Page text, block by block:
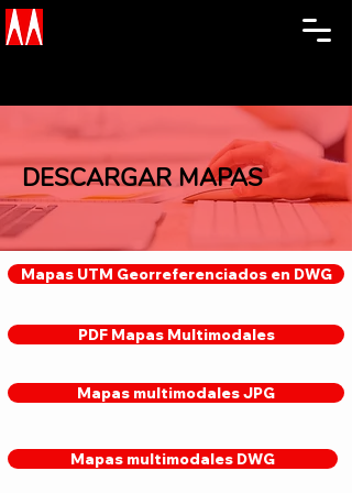
DESCARGAR MAPAS
Mapas UTM Georreferenciados en DWG
PDF Mapas Multimodales
Mapas multimodales JPG
Mapas multimodales DWG